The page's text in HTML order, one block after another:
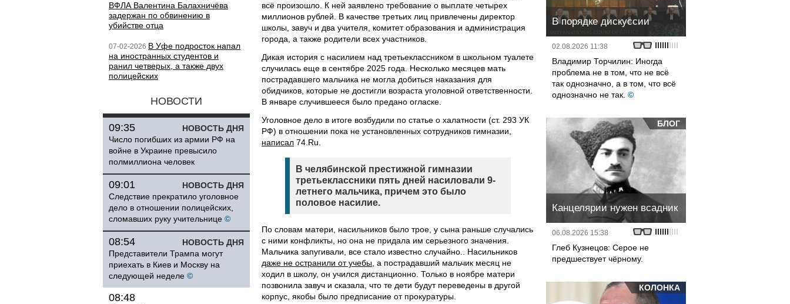
ВФЛА Валентина Балахничёва
задержан по обвинению в
убийстве отца
07-02-2026 В Уфе подросток напал
на иностранных студентов и
ранил четверых, а также двух
полицейских
НОВОСТИ
НОВОСТЬ ДНЯ
09:35
Число погибших из армии РФ на
войне в Украине превысило
полмиллиона человек
НОВОСТЬ ДНЯ
09:01
Следствие прекратило уголовное
дело в отношении полицейских,
сломавших руку учительнице ©
НОВОСТЬ ДНЯ
08:54
Представители Трампа могут
приехать в Киев и Москву на
следующей неделе ©
08:48
всё произошло. К ней заявлено требование о выплате четырех
миллионов рублей. В качестве третьих лиц привлечены директор
школы, завуч и два учителя, комитет образования и администрация
города, а также родители всех участников.
Дикая история с насилием над третьеклассником в школьном туалете
случилась еще в сентябре 2025 года. Несколько месяцев мать
пострадавшего мальчика не могла добиться наказания для
обидчиков, которые не достигли возраста уголовной ответственности.
В январе случившееся было предано огласке.
Уголовное дело в итоге возбудили по статье о халатности (ст. 293 УК
РФ) в отношении пока не установленных сотрудников гимназии,
написал 74.Ru.
В челябинской престижной гимназии
третьеклассники пять дней насиловали 9-
летнего мальчика, причем это было
половое насилие.
По словам матери, насильников было трое, у сына раньше случались
с ними конфликты, но она не придала им серьезного значения.
Мальчика запугивали, все стало известно случайно.. Насильников
даже не остранили от учебы , а пострадавший мальчик месяц не
ходил в школу, он учился дистанционно. Только в ноябре матери
позвонила завуч и сказала, что те дети будут переведены в другой
корпус, якобы было предписание от прокуратуры.
В порядке дискуссии
02.08.2026 11:38
Владимир Торчилин: Иногда
проблема не в том, что не всё
так однозначно, а в том, что всё
однозначно не так. ©
БЛОГ
Канцелярии нужен всадник
06.08.2026 15:38
Глеб Кузнецов: Серое не
предшествует чёрному.
КОЛОНКА